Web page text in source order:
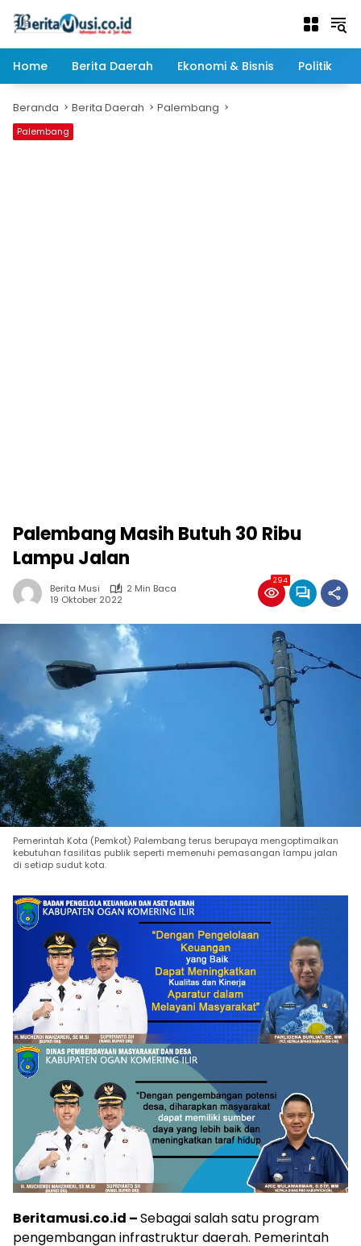
Home
Berita Daerah Ekonomi & Bisnis Politik
Beranda Berita Daerah Palembang
Palembang
Palembang Masih Butuh 30 Ribu
Lampu Jalan
Berita Musi
2 Min Baca
19 Oktober 2022
294
Pemerintah Kota (Pemkot) Palembang terus berupaya mengoptimalkan
kebutuhan fasilitas publik seperti memenuhi pemasangan lampu jalan
di setiap sudut kota.
Beritamusi.co.id –Sebagai salah satu program
pengembangan infrastruktur daerah. Pemerintah